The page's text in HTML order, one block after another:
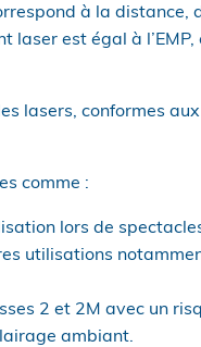
à la distance,
est égal à l’EMP,
lasers, conformes
comme :
lors de
utilisations
2 et 2M avec un
ambiant.